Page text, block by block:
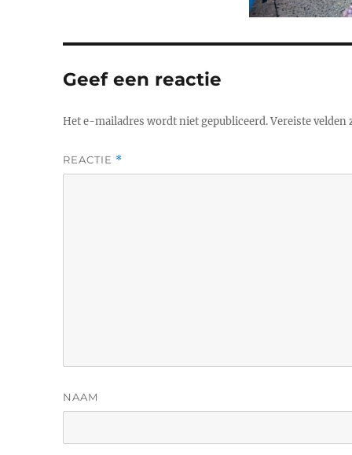
Geef een reactie
Het e-mailadres wordt niet gepubliceerd.Vereiste velden
REACTIE *
NAAM